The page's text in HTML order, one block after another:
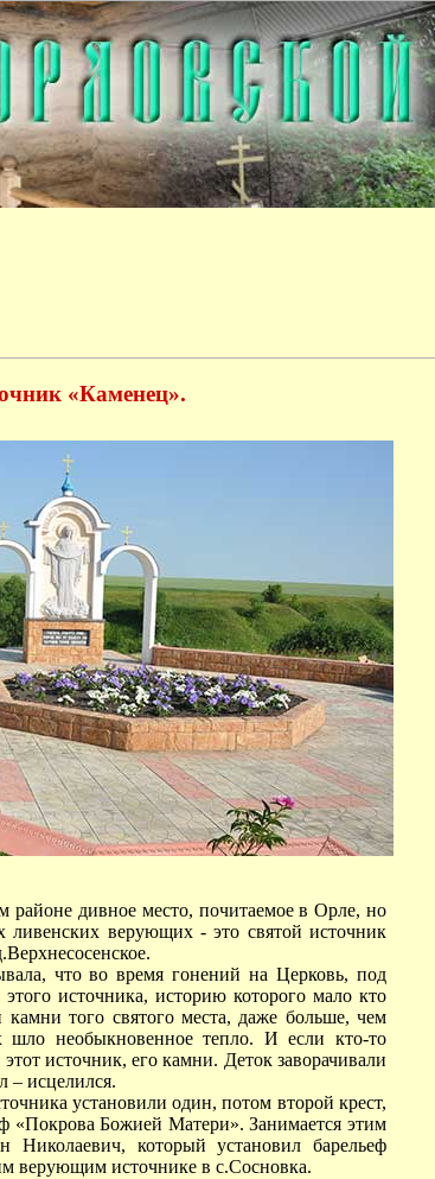
«Каменец».
районе дивное место, почитаемое в Орле, но
ливенских верующих - это святой источник
что во время гонений на Церковь, под
источника, историю которого мало кто
того святого места, даже больше, чем
необыкновенное тепло. И если кто-то
источник, его камни. Деток заворачивали
– исцелился.
установили один, потом второй крест,
«Покрова Божией Матери». Занимается этим
Николаевич, который установил барельеф
верующим источнике в с.Сосновка.